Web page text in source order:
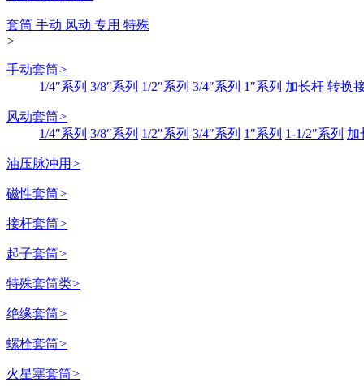
套筒 手动 风动 专用 特殊
>
手动套筒>
1/4″系列 3/8″系列 1/2″系列 3/4″系列 1″系列 加长杆 转换
风动套筒>
1/4″系列 3/8″系列 1/2″系列 3/4″系列 1″系列 1-1/2″系列 加
油压脉冲用 >
磁性套筒>
接杆套筒>
起子套筒>
特殊套筒类>
绝缘套筒>
螺栓套筒>
火星塞套筒>